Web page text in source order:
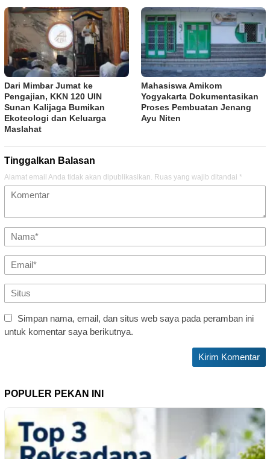
Dari Mimbar Jumat ke
Pengajian, KKN 120 UIN
Sunan Kalijaga Bumikan
Ekoteologi dan Keluarga
Maslahat
Mahasiswa Amikom
Yogyakarta Dokumentasikan
Proses Pembuatan Jenang
Ayu Niten
Tinggalkan Balasan
Alamat email Anda tidak akan dipublikasikan. Ruas yang wajib ditandai *
Simpan nama, email, dan situs web saya pada peramban ini
untuk komentar saya berikutnya.
POPULER PEKAN INI